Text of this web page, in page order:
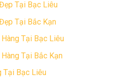
Tại Bạc Liêu
Tại Bắc Kạn
Tại Bạc Liêu
Tại Bắc Kạn
Tại Bạc Liêu